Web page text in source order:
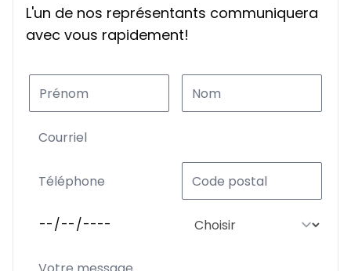
L'un de nos représentants communiquera
avec vous rapidement!